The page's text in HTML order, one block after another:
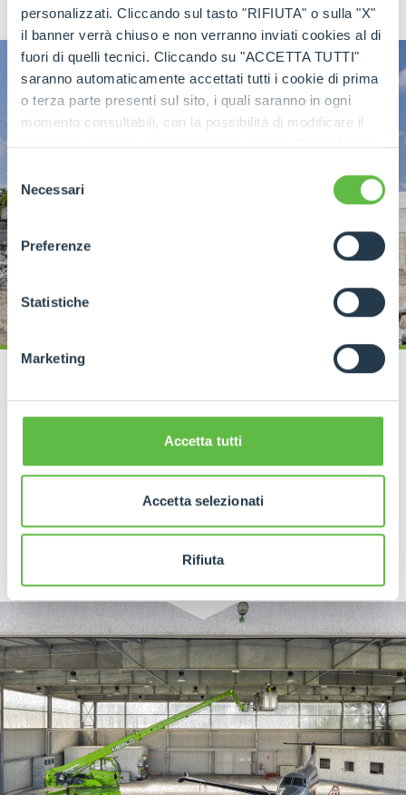
personalizzati. Cliccando sul tasto "RIFIUTA" o sulla "X"
il banner verrà chiuso e non verranno inviati cookies al di
fuori di quelli tecnici. Cliccando su "ACCETTA TUTTI"
saranno automaticamente accettati tutti i cookie di prima
o terza parte presenti sul sito, i quali saranno in ogni
momento consultabili, con la possibilità di modificare il
consenso prestato per ogni singolo cookie. Come fare?
ogni pagina, selezionare "Modifichi il suo consenso" e
dell'informativa completa nel footer presente in ogni
pagina. Per esercitare i diritti riconosciuti all'interessato ai
GDPR abbiamo predisposto una
apposita procedura.
Selezione
del
consenso
Necessari
Preferenze
Statistiche
Marketing
Accetta tutti
Accetta selezionati
Rifiuta
ATTACHMENTS
Platforms
DISCOVER MORE